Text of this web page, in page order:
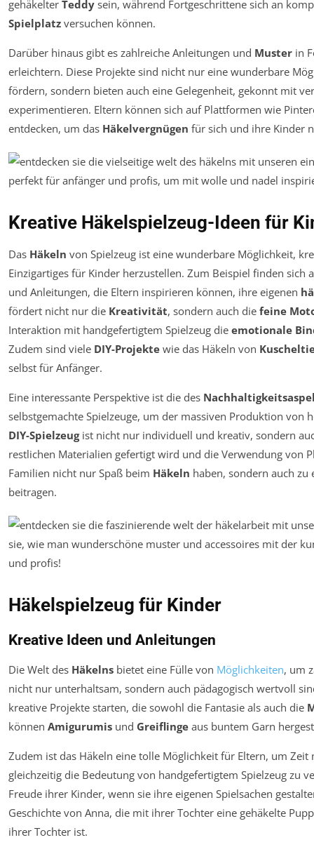
gehäkelter Teddy sein, während Fortgeschrittene sich an
Spielplatz versuchen können.
Darüber hinaus gibt es zahlreiche Anleitungen und Muster in
erleichtern. Diese Projekte sind nicht nur eine wunderbare
fördern, sondern bieten auch eine Gelegenheit, gekonnt mit
experimentieren. Eltern können sich auf Plattformen wie
entdecken, um das Häkelvergnügen für sich und ihre Kinder
Kreative Häkelspielzeug-Ideen für
Das Häkeln von Spielzeug ist eine wunderbare Möglichkeit,
Einzigartiges für Kinder herzustellen. Zum Beispiel finden
und Anleitungen, die Eltern inspirieren können, ihre eigenen
fördert nicht nur die Kreativität, sondern auch die feine
Interaktion mit handgefertigtem Spielzeug die emotionale
Zudem sind viele DIY-Projekte wie das Häkeln von
selbst für Anfänger.
Eine interessante Perspektive ist die des
selbstgemachte Spielzeuge, um der massiven Produktion von
DIY-Spielzeugist nicht nur individuell und kreativ, sondern
restlichen Materialien gefertigt wird und die Verwendung von
Familien nicht nur Spaß beim Häkeln haben, sondern auch
beitragen.
Häkelspielzeug für Kinder
Kreative Ideen und Anleitungen
Die Welt des Häkelns bietet eine Fülle von Möglichkeiten, um
nicht nur unterhaltsam, sondern auch pädagogisch wertvoll
kreative Projekte starten, die sowohl die Fantasie als auch die
können Amigurumis und Greiflinge aus buntem Garn
Zudem ist das Häkeln eine tolle Möglichkeit für Eltern, um
gleichzeitig die Bedeutung von handgefertigtem Spielzeug zu
Freude ihrer Kinder, wenn sie ihre eigenen Spielsachen
Geschichte von Anna, die mit ihrer Tochter eine gehäkelte
ihrer Tochter ist.